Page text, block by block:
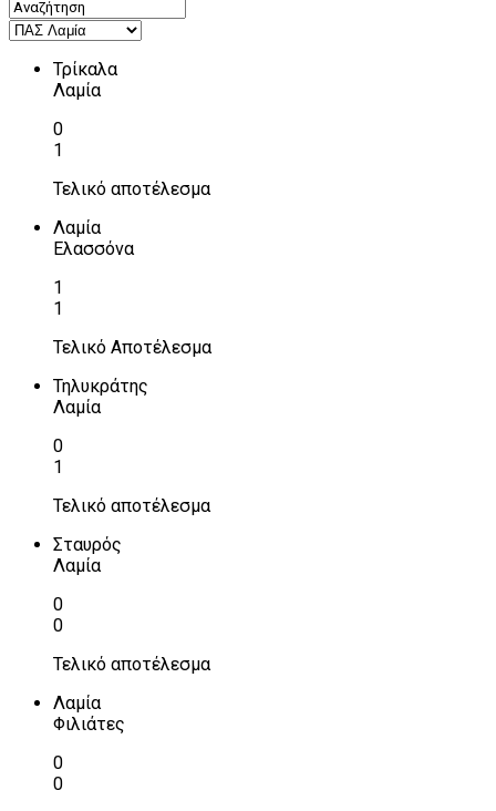
Τρίκαλα
Λαμία
0
1
Τελικό αποτέλεσμα
Λαμία
Ελασσόνα
1
1
Τελικό Αποτέλεσμα
Τηλυκράτης
Λαμία
0
1
Τελικό αποτέλεσμα
Σταυρός
Λαμία
0
0
Τελικό αποτέλεσμα
Λαμία
Φιλιάτες
0
0